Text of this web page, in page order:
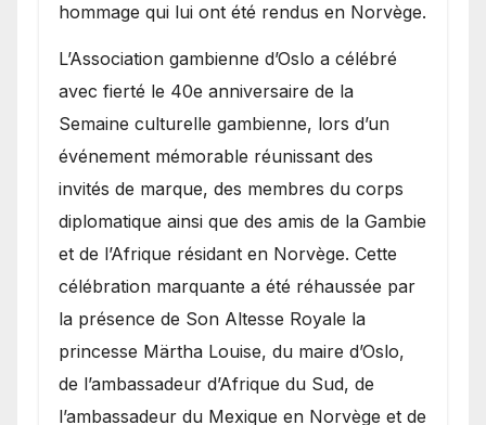
hommage qui lui ont été rendus en Norvège.
​L’Association gambienne d’Oslo a célébré
avec fierté le 40e anniversaire de la
Semaine culturelle gambienne, lors d’un
événement mémorable réunissant des
invités de marque, des membres du corps
diplomatique ainsi que des amis de la Gambie
et de l’Afrique résidant en Norvège. Cette
célébration marquante a été réhaussée par
la présence de Son Altesse Royale la
princesse Märtha Louise, du maire d’Oslo,
de l’ambassadeur d’Afrique du Sud, de
l’ambassadeur du Mexique en Norvège et de